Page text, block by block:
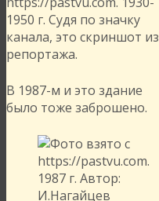
1950 г. Судя по значку
канала, это скриншот из
репортажа.
В 1987-м и это здание
было тоже заброшено.